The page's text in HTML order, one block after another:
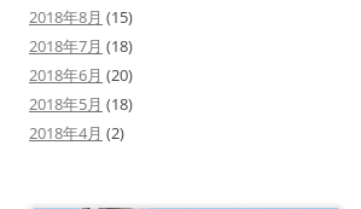
2018年8月 (15)
2018年7月 (18)
2018年6月 (20)
2018年5月 (18)
2018年4月 (2)